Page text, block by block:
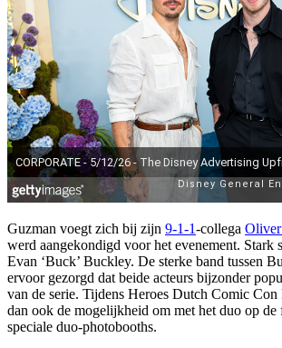
Guzman voegt zich bij zijn 9-1-1-collega
werd aangekondigd voor het evenement. Stark
Evan ‘Buck’ Buckley. De sterke band tussen
ervoor gezorgd dat beide acteurs bijzonder
van de serie. Tijdens Heroes Dutch Comic Con
dan ook de mogelijkheid om met het duo op de
speciale duo-photobooths.